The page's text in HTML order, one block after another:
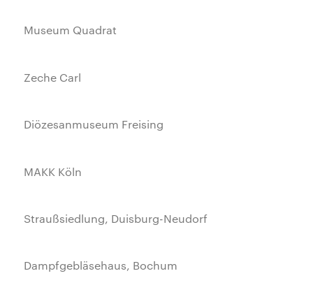
Museum Quadrat
Zeche Carl
Diözesanmuseum Freising
MAKK Köln
Straußsiedlung, Duisburg-Neudorf
Dampfgebläsehaus, Bochum